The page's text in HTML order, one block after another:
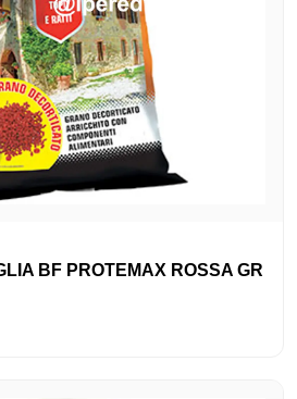
BF PROTEMAX ROSSA GR